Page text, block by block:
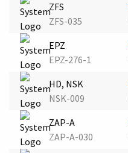
ZFS
ZFS-035
EPZ
EPZ-276-1
HD, NSK
NSK-009
ZAP-A
ZAP-A-030